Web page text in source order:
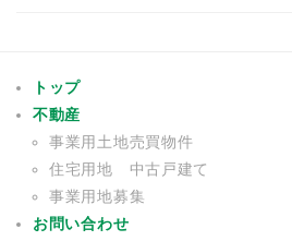
トップ
不動産
事業用土地売買物件
住宅用地 中古戸建て
事業用地募集
お問い合わせ